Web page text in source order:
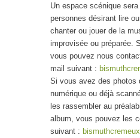
Un espace scénique
personnes désirant lire
chanter ou jouer de la
improvisée ou préparée.
vous pouvez nous
mail suivant :
Si vous avez des photos
numérique ou déjà
les rassembler au
album, vous pouvez les
suivant :